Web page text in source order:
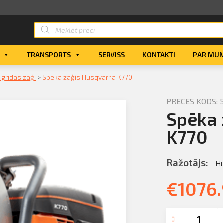
TRANSPORTS SERVISS KONTAKTI PAR
grīdas zāģi > Spēka zāģis Husqvarna K770
PRECES KODS:
K770
Ražotājs:
€